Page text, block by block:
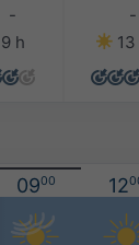
-
9 h
-
0900 12